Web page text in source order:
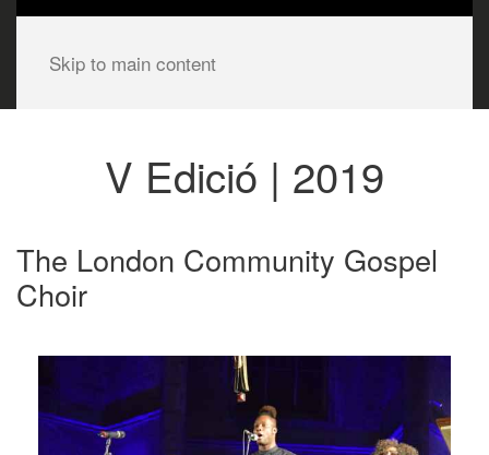
Skip to main content
V Edició | 2019
The London Community Gospel
Choir